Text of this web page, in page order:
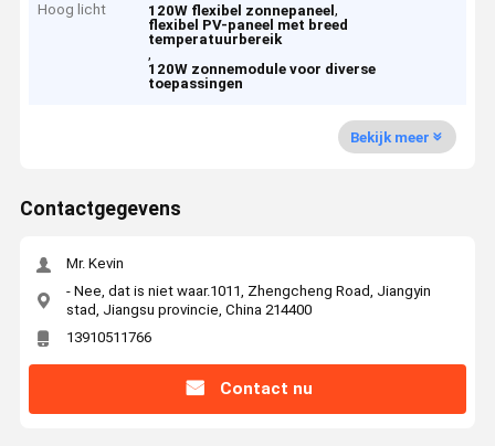
Hoog licht 120W flexibel zonnepaneel,
flexibel PV-paneel met breed
temperatuurbereik
,
120W zonnemodule voor diverse
toepassingen
Bekijk meer
Contactgegevens
Mr. Kevin
- Nee, dat is niet waar.1011, Zhengcheng Road, Jiangyin
stad, Jiangsu provincie, China 214400
13910511766
Contact nu